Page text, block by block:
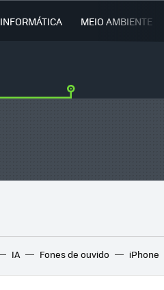
INFORMÁTICA MEIO AMBIENTE
IA Fones de ouvido iPhone